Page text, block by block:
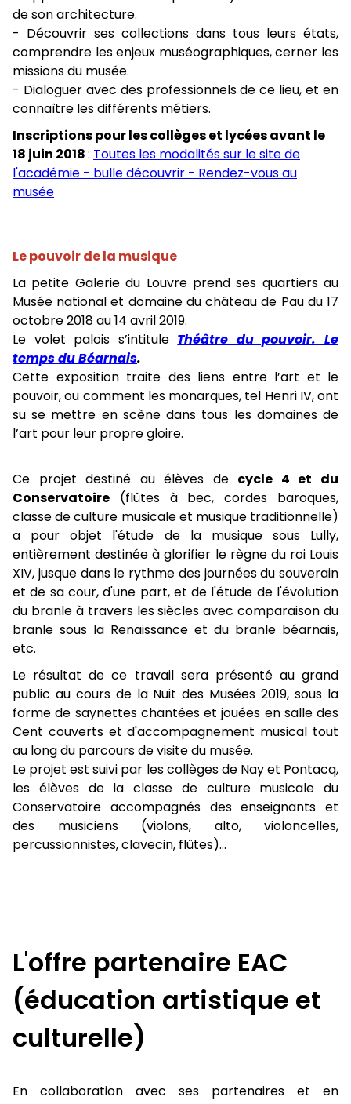
de son architecture.
- Découvrir ses collections dans tous leurs états,
comprendre les enjeux muséographiques, cerner les
missions du musée.
- Dialoguer avec des professionnels de ce lieu, et en
connaître les différents métiers.
Inscriptions pour les collèges et lycées avant le
18 juin 2018: Toutes les modalités sur le site de
l'académie - bulle découvrir - Rendez-vous au
musée
Le pouvoir de la musique
La petite Galerie du Louvre prend ses quartiers au
Musée national et domaine du château de Pau du 17
octobre 2018 au 14 avril 2019.
Le volet palois s’intitule Théâtre du pouvoir. Le
temps du Béarnais.
Cette exposition traite des liens entre l’art et le
pouvoir, ou comment les monarques, tel Henri IV, ont
su se mettre en scène dans tous les domaines de
l’art pour leur propre gloire.
Ce projet destiné au élèves de cycle 4 et du
Conservatoire (flûtes à bec, cordes baroques,
classe de culture musicale et musique traditionnelle)
a pour objet l'étude de la musique sous Lully,
entièrement destinée à glorifier le règne du roi Louis
XIV, jusque dans le rythme des journées du souverain
et de sa cour, d'une part, et de l'étude de l'évolution
du branle à travers les siècles avec comparaison du
branle sous la Renaissance et du branle béarnais,
etc.
Le résultat de ce travail sera présenté au grand
public au cours de la Nuit des Musées 2019, sous la
forme de saynettes chantées et jouées en salle des
Cent couverts et d'accompagnement musical tout
au long du parcours de visite du musée.
Le projet est suivi par les collèges de Nay et Pontacq,
les élèves de la classe de culture musicale du
Conservatoire accompagnés des enseignants et
des musiciens (violons, alto, violoncelles,
percussionnistes, clavecin, flûtes)...
L'offre partenaire EAC
(éducation artistique et
culturelle)
En collaboration avec ses partenaires et en